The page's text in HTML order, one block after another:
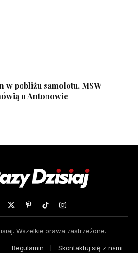
w pobliżu samolotu. MSW
o Antonowie
X
PinterestTikTokInstagram
Wszelkie prawa zastrzeżone.
Regulamin Skontaktuj się z nami